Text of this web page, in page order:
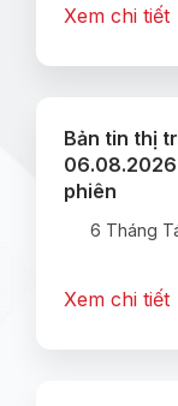
Xem chi tiết
Bản tin thị
06.08.2026
phiên
6 Tháng
Xem chi tiết